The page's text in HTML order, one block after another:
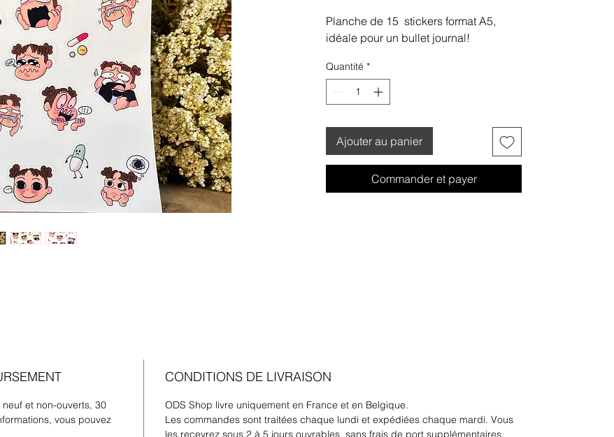
Planche de 15 stickers format A5,
idéale pour un bullet journal!
Quantité *
Ajouter au panier
Commander et payer
et non-ouverts, 30
vous pouvez
CONDITIONS DE LIVRAISON
ODS Shop livre uniquement en France et en Belgique.
Les commandes sont traitées chaque lundi et expédiées chaque mardi. Vous
les recevrez sous 2 à 5 jours ouvrables, sans frais de port supplémentaires